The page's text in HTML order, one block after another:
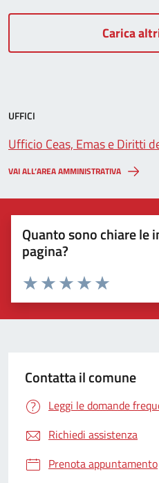
Carica
UFFICI
Ufficio Ceas, Emas e Diritti
VAI ALL’AREA AMMINISTRATIVA
Quanto sono chiare le
pagina?
Valuta 5
Valuta 4 stelle su
Valuta 3 stelle su 5
Valuta 2 stelle su 5
Valuta 1 stelle su 5
Contatta il comune
Leggi le domande
Richiedi assistenza
Prenota appuntamento